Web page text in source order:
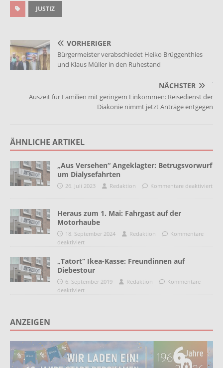
JUSTIZ
VORHERIGER
Bürgermeister verabschiedet Heiko Brüggenthies
und Klaus Müller in den Ruhestand
NÄCHSTER
Auszeit für Familien mit geringem Einkommen: Reisedienst der
Diakonie nimmt jetzt Anträge entgegen
ÄHNLICHE ARTIKEL
„Aus Versehen“ Angeklagter: Betrugsvorwurf
um Dialysefahrten
26. Juli 2023 Redaktion Kommentare deaktiviert
Heraus zum 1. Mai: Fahrgast auf der
Motorhaube
18. September 2024 Redaktion
Kommentare
deaktiviert
„Tatort“ Ikea-Kasse: Freundinnen auf
Diebestour
6. September 2019 Redaktion
Kommentare
deaktiviert
ANZEIGEN